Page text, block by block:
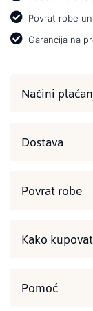
Povrat robe
Garancija na
Načini
Dostava
Povrat robe
Kako
Pomoć